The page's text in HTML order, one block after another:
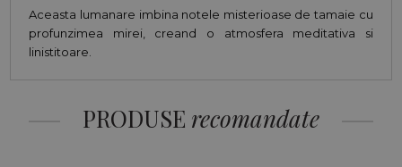
Aceasta lumanare imbina notele misterioase de tamaie cu
profunzimea mirei, creand o atmosfera meditativa si
linistitoare.
PRODUSE recomandate